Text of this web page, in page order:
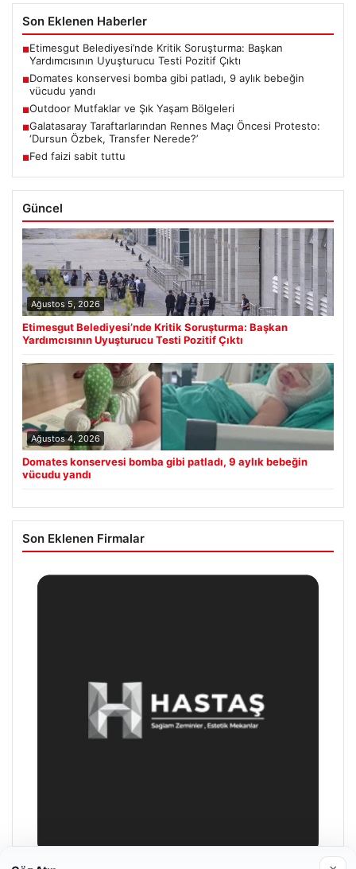
Son Eklenen Haberler
■Etimesgut Belediyesi’nde Kritik Soruşturma: Başkan
Yardımcısının Uyuşturucu Testi Pozitif Çıktı
■Domates konservesi bomba gibi patladı, 9 aylık bebeğin
vücudu yandı
■Outdoor Mutfaklar ve Şık Yaşam Bölgeleri
■Galatasaray Taraftarlarından Rennes Maçı Öncesi Protesto:
‘Dursun Özbek, Transfer Nerede?’
■Fed faizi sabit tuttu
Güncel
Ağustos 5, 2026
Etimesgut Belediyesi’nde Kritik Soruşturma: Başkan
Yardımcısının Uyuşturucu Testi Pozitif Çıktı
Ağustos 4, 2026
Domates konservesi bomba gibi patladı, 9 aylık bebeğin
vücudu yandı
Son Eklenen Firmalar